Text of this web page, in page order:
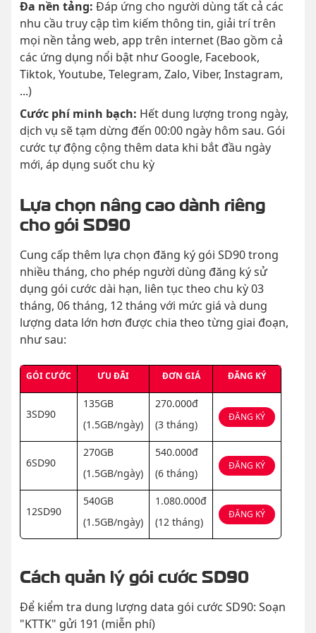
Đa nền tảng: Đáp ứng cho người dùng tất cả các
nhu cầu truy cập tìm kiếm thông tin, giải trí trên
mọi nền tảng web, app trên internet (Bao gồm cả
các ứng dụng nổi bật như Google, Facebook,
Tiktok, Youtube, Telegram, Zalo, Viber, Instagram,
...)
Cước phí minh bạch: Hết dung lượng trong ngày,
dịch vụ sẽ tạm dừng đến 00:00 ngày hôm sau. Gói
cước tự động cộng thêm data khi bắt đầu ngày
mới, áp dụng suốt chu kỳ
Lựa chọn nâng cao dành riêng
cho gói SD90
Cung cấp thêm lựa chọn đăng ký gói SD90 trong
nhiều tháng, cho phép người dùng đăng ký sử
dụng gói cước dài hạn, liên tục theo chu kỳ 03
tháng, 06 tháng, 12 tháng với mức giá và dung
lượng data lớn hơn được chia theo từng giai đoạn,
như sau:
GÓI CƯỚC ƯU ĐÃI ĐƠN GIÁ ĐĂNG KÝ
3SD90
135GB
(1.5GB/ngày)
270.000đ
(3 tháng)
ĐĂNG KÝ
6SD90
270GB
(1.5GB/ngày)
540.000đ
(6 tháng)
ĐĂNG KÝ
12SD90
540GB
(1.5GB/ngày)
1.080.000đ
(12 tháng)
ĐĂNG KÝ
Cách quản lý gói cước SD90
Để kiểm tra dung lượng data gói cước SD90: Soạn
"KTTK" gửi 191 (miễn phí)